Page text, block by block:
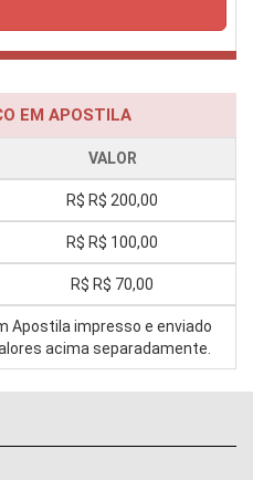
EM APOSTILA
VALOR
R$ R$ 200,00
R$ R$ 100,00
R$ R$ 70,00
Apostila impresso e enviado
acima separadamente.